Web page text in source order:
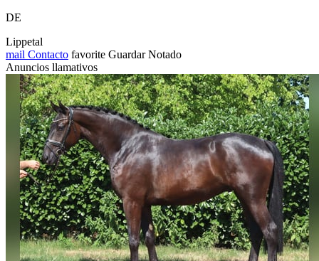
DE
Lippetal
mail Contacto favorite Guardar Notado
Anuncios llamativos